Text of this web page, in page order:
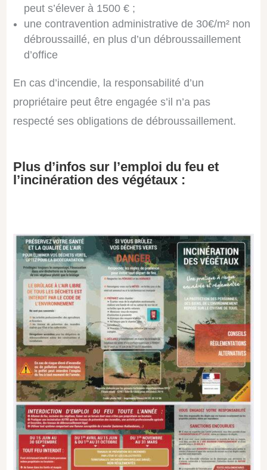
peut s’élever à 1500 € ;
une contravention administrative de 30€/m² non
débroussaillé, en plus d’un débroussaillement
d’office
En cas d’incendie, la responsabilité d’un
propriétaire peut être engagée s’il n’a pas
respecté ses obligations de débroussaillement.
Plus d’infos sur l’emploi du feu et
l’incinération des végétaux :